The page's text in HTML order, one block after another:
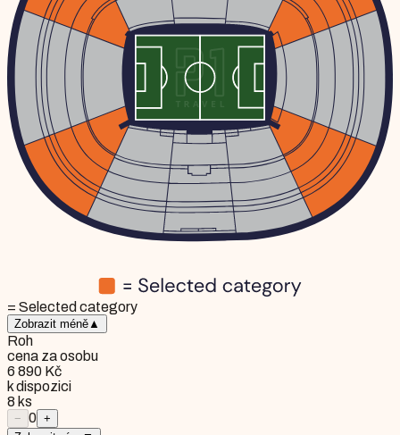
= Selected category
Zobrazit méně▲
Roh
cena za osobu
6 890 Kč
k dispozici
8 ks
− 0 +